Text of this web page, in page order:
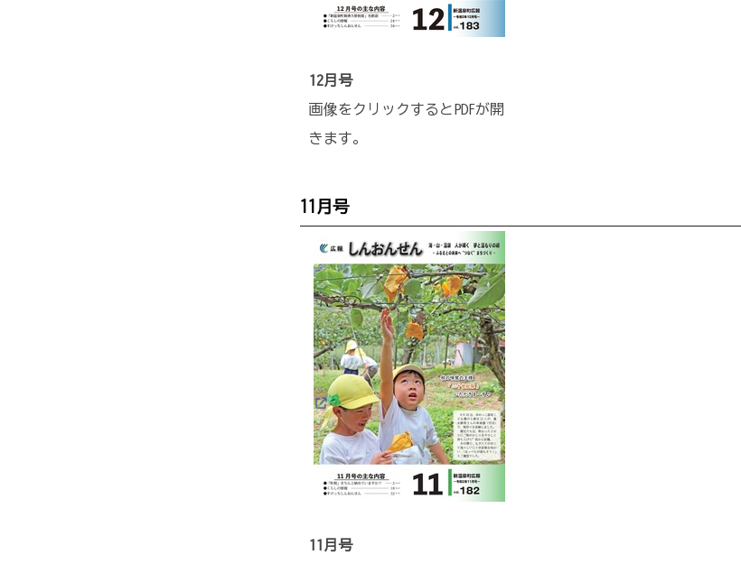
12月号
画像をクリックするとPDFが開
きます。
11月号
11月号